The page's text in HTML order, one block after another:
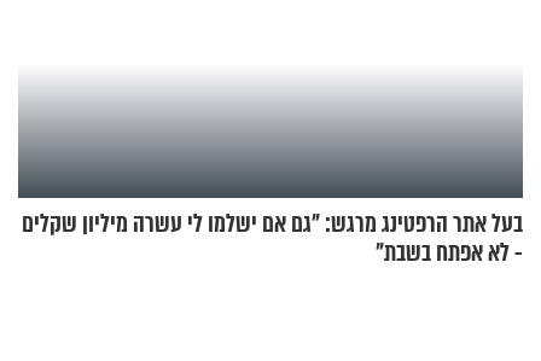
בעל אתר הרפטינג מרגש: "גם אם ישלמו לי עשרה מיליון שקלים
- לא אפתח בשבת"